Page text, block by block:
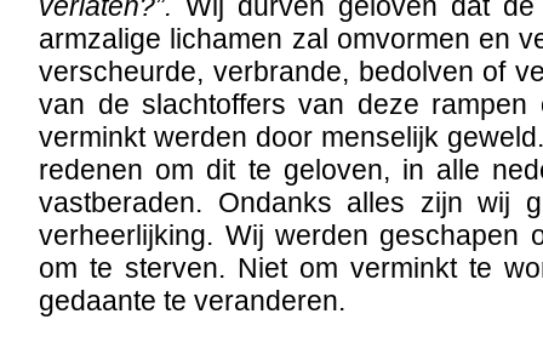
armzalige lichamen zal omvormen en
verscheurde, verbrande, bedolven of
van de slachtoffers van deze rampen
verminkt werden door menselijk
redenen om dit te geloven, in alle
vastberaden. Ondanks alles zijn wij
verheerlijking. Wij werden geschapen
om te sterven. Niet om verminkt te
gedaante te veranderen.